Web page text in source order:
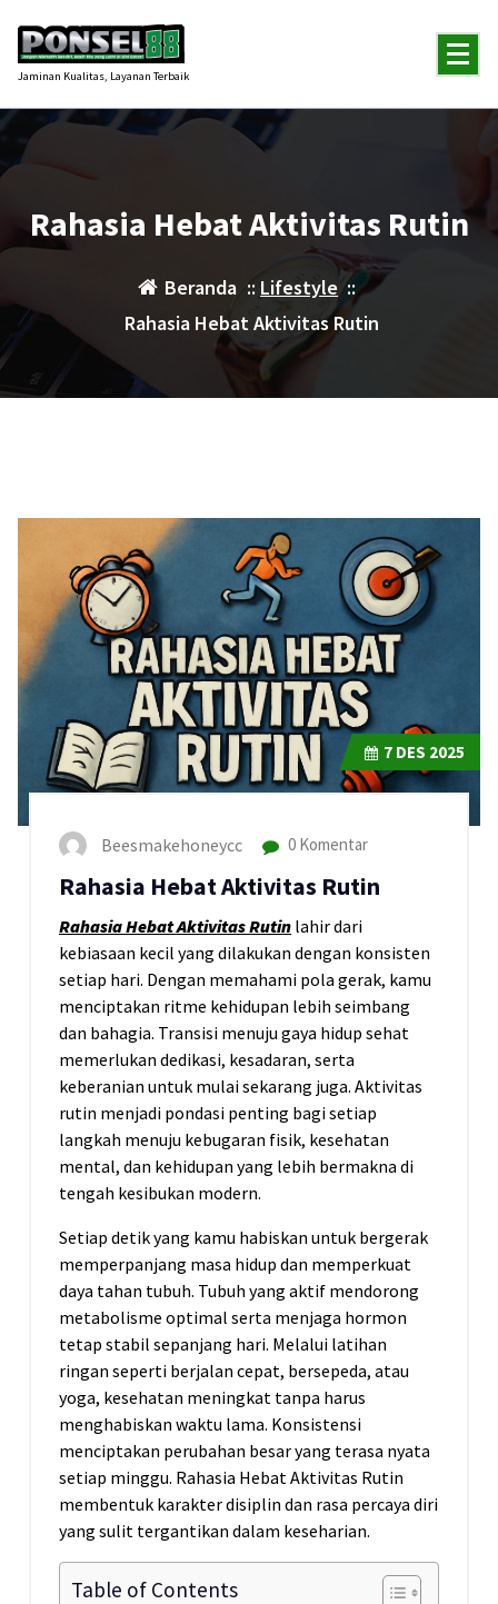
konten
Jaminan Kualitas, Layanan Terbaik
Rahasia Hebat Aktivitas Rutin
Beranda :: Lifestyle::
Rahasia Hebat Aktivitas Rutin
7 DES 2025
Beesmakehoneycc 0 Komentar
Rahasia Hebat Aktivitas Rutin
Rahasia Hebat Aktivitas Rutin lahir dari
kebiasaan kecil yang dilakukan dengan konsisten
setiap hari. Dengan memahami pola gerak, kamu
menciptakan ritme kehidupan lebih seimbang
dan bahagia. Transisi menuju gaya hidup sehat
memerlukan dedikasi, kesadaran, serta
keberanian untuk mulai sekarang juga. Aktivitas
rutin menjadi pondasi penting bagi setiap
langkah menuju kebugaran fisik, kesehatan
mental, dan kehidupan yang lebih bermakna di
tengah kesibukan modern.
Setiap detik yang kamu habiskan untuk bergerak
memperpanjang masa hidup dan memperkuat
daya tahan tubuh. Tubuh yang aktif mendorong
metabolisme optimal serta menjaga hormon
tetap stabil sepanjang hari. Melalui latihan
ringan seperti berjalan cepat, bersepeda, atau
yoga, kesehatan meningkat tanpa harus
menghabiskan waktu lama. Konsistensi
menciptakan perubahan besar yang terasa nyata
setiap minggu. Rahasia Hebat Aktivitas Rutin
membentuk karakter disiplin dan rasa percaya diri
yang sulit tergantikan dalam keseharian.
Table of Contents